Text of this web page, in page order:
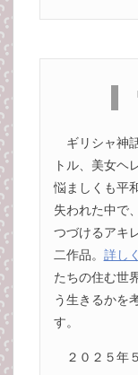
ギリシャ神
トル、美女ヘ
悩ましくも平
失われた中で
つづけるアキ
二作品。 詳し
たちの住む世
う生きるかを
す。
２０２５年